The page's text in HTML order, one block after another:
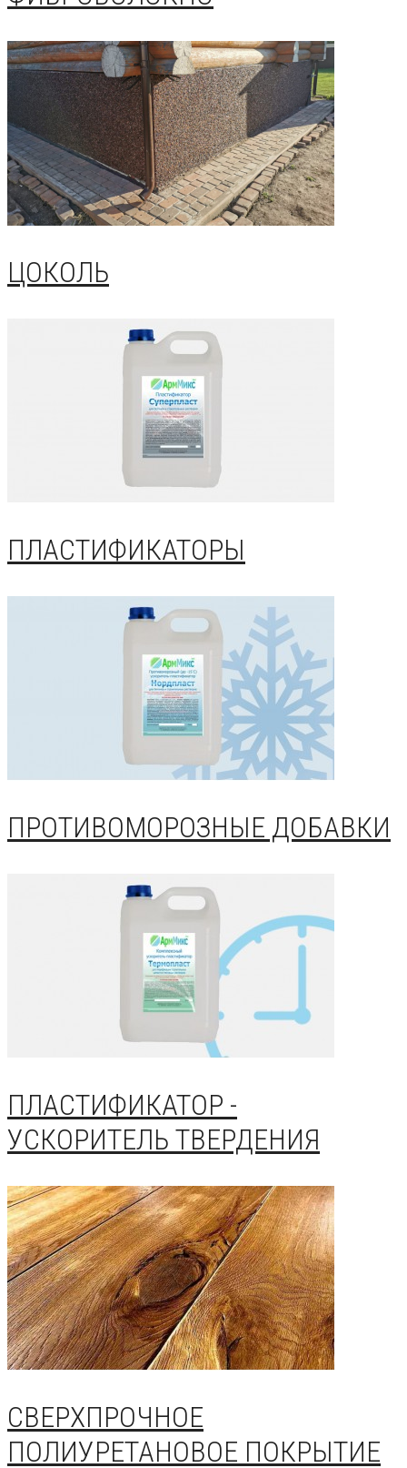
ЦОКОЛЬ
ПЛАСТИФИКАТОРЫ
ПРОТИВОМОРОЗНЫЕ ДОБАВКИ
ПЛАСТИФИКАТОР -
УСКОРИТЕЛЬ ТВЕРДЕНИЯ
СВЕРХПРОЧНОЕ
ПОЛИУРЕТАНОВОЕ ПОКРЫТИЕ